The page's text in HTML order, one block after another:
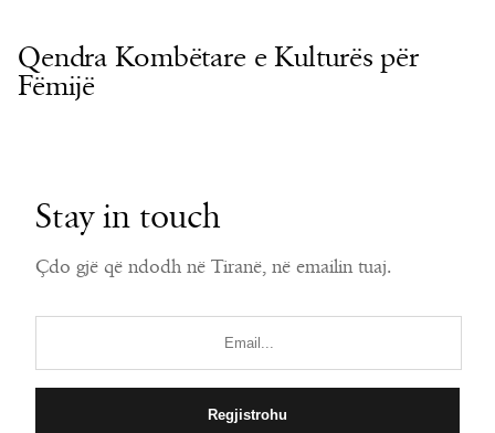
Qendra Kombëtare e Kulturës për
Fëmijë
Stay in touch
Çdo gjë që ndodh në Tiranë, në emailin tuaj.